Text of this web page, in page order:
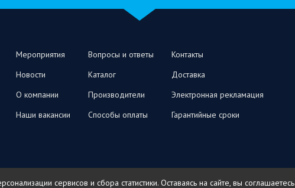
Мероприятия
Новости
О компании
Наши вакансии
Вопросы и ответы
Каталог
Производители
Способы оплаты
Контакты
Доставка
Электронная рекламация
Гарантийные сроки
сервисов и сбора статистики. Оставаясь на сайте, вы соглашаетесь